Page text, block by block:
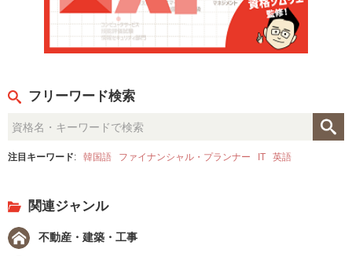
フリーワード検索
注目キーワード: 韓国語 ファイナンシャル・プランナー IT 英語
関連ジャンル
不動産・建築・工事